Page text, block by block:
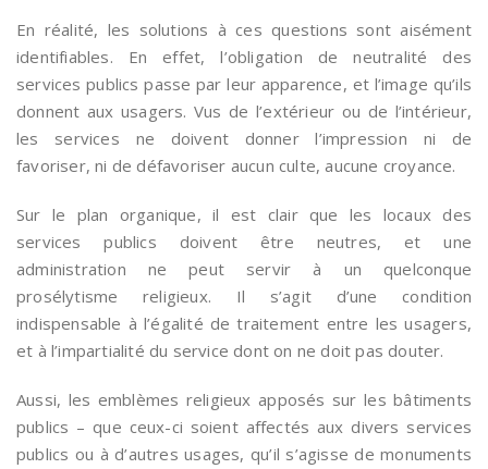
En réalité, les solutions à ces questions sont aisément
identifiables. En effet, l’obligation de neutralité des
services publics passe par leur apparence, et l’image qu’ils
donnent aux usagers. Vus de l’extérieur ou de l’intérieur,
les services ne doivent donner l’impression ni de
favoriser, ni de défavoriser aucun culte, aucune croyance.
Sur le plan organique, il est clair que les locaux des
services publics doivent être neutres, et une
administration ne peut servir à un quelconque
prosélytisme religieux. Il s’agit d’une condition
indispensable à l’égalité de traitement entre les usagers,
et à l’impartialité du service dont on ne doit pas douter.
Aussi, les emblèmes religieux apposés sur les bâtiments
publics – que ceux-ci soient affectés aux divers services
publics ou à d’autres usages, qu’il s’agisse de monuments